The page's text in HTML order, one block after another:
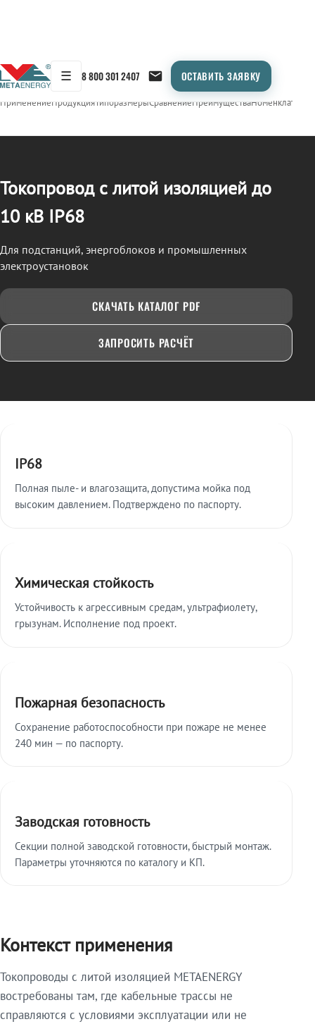
☰ 8 800 301 2407 ОСТАВИТЬ ЗАЯВКУ
← Продукция/ТОКОПРОВОД
ПрименениеПродукцияТипоразмерыСравнениеПреимуществаНоменклатура
Токопровод с литой изоляцией до
10 кВ IP68
Для подстанций, энергоблоков и промышленных
электроустановок
СКАЧАТЬ КАТАЛОГ PDF
ЗАПРОСИТЬ РАСЧЁТ
IP68
Полная пыле- и влагозащита, допустима мойка под
высоким давлением. Подтверждено по паспорту.
Химическая стойкость
Устойчивость к агрессивным средам, ультрафиолету,
грызунам. Исполнение под проект.
Пожарная безопасность
Сохранение работоспособности при пожаре не менее
240 мин — по паспорту.
Заводская готовность
Секции полной заводской готовности, быстрый монтаж.
Параметры уточняются по каталогу и КП.
Контекст применения
Токопроводы с литой изоляцией METAENERGY
востребованы там, где кабельные трассы не
справляются с условиями эксплуатации или не